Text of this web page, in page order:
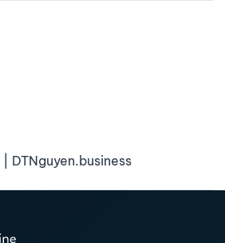
DTNguyen.business